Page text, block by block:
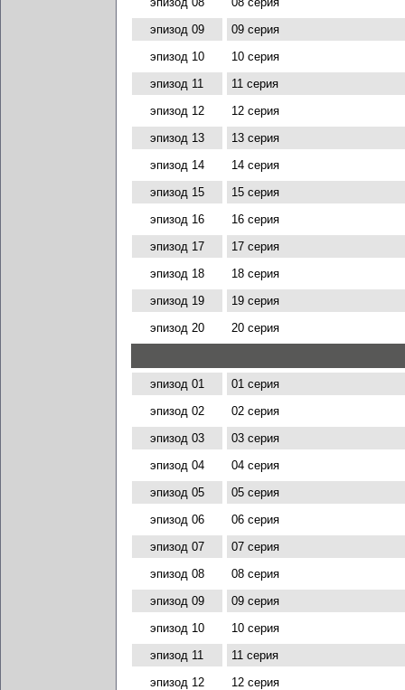
эпизод 09
09 серия
эпизод 10
10 серия
эпизод 11
11 серия
эпизод 12
12 серия
эпизод 13
13 серия
эпизод 14
14 серия
эпизод 15
15 серия
эпизод 16
16 серия
эпизод 17
17 серия
эпизод 18
18 серия
эпизод 19
19 серия
эпизод 20
20 серия
эпизод 01
01 серия
эпизод 02
02 серия
эпизод 03
03 серия
эпизод 04
04 серия
эпизод 05
05 серия
эпизод 06
06 серия
эпизод 07
07 серия
эпизод 08
08 серия
эпизод 09
09 серия
эпизод 10
10 серия
эпизод 11
11 серия
эпизод 12
12 серия